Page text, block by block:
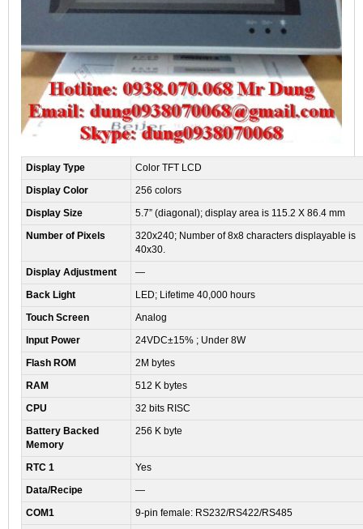
Display Type
Color TFT LCD
Display Color
256 colors
Display Size
5.7” (diagonal); display area is 115.2 X 86.4 mm
Number of Pixels
320x240; Number of 8x8 characters displayable is
40x30.
Display Adjustment
—
Back Light
LED; Lifetime 40,000 hours
Touch Screen
Analog
Input Power
24VDC±15% ; Under 8W
Flash ROM
2M bytes
RAM
512 K bytes
CPU
32 bits RISC
Battery Backed
Memory
256 K byte
RTC 1
Yes
Data/Recipe
—
COM1
9-pin female: RS232/RS422/RS485